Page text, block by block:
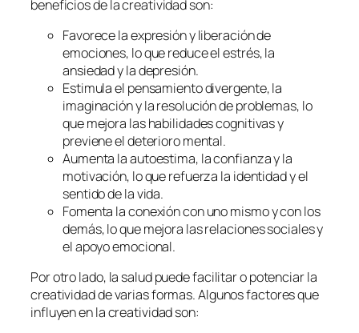
beneficios de la creatividad son:
Favorece la expresión y liberación de
emociones, lo que reduce el estrés, la
ansiedad y la depresión.
Estimula el pensamiento divergente, la
imaginación y la resolución de problemas, lo
que mejora las habilidades cognitivas y
previene el deterioro mental.
Aumenta la autoestima, la confianza y la
motivación, lo que refuerza la identidad y el
sentido de la vida.
Fomenta la conexión con uno mismo y con los
demás, lo que mejora las relaciones sociales y
el apoyo emocional.
Por otro lado, la salud puede facilitar o potenciar la
creatividad de varias formas. Algunos factores que
influyen en la creatividad son: